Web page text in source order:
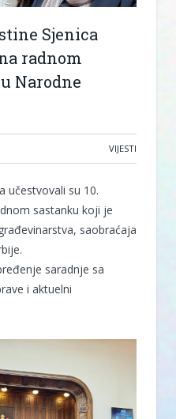
Sjenica
radnom
Narodne
VIJESTI
učestvovali su 10.
sastanku koji je
saobraćaja
saradnje sa
i aktuelni